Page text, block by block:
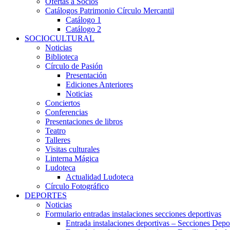
Catálogos Patrimonio Círculo Mercantil
Catálogo 1
Catálogo 2
SOCIOCULTURAL
Noticias
Biblioteca
Círculo de Pasión
Presentación
Ediciones Anteriores
Noticias
Conciertos
Conferencias
Presentaciones de libros
Teatro
Talleres
Visitas culturales
Linterna Mágica
Ludoteca
Actualidad Ludoteca
Círculo Fotográfico
DEPORTES
Noticias
Formulario entradas instalaciones secciones deportivas
Entrada instalaciones deportivas – Secciones